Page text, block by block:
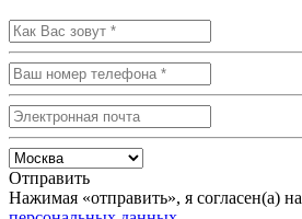
Отправить
Нажимая «отправить», я согласен(а) на